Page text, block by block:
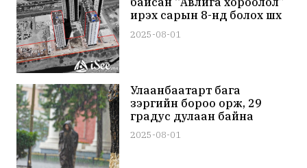
ирэх сарын 8-нд болох шүүх
хурлаас шалтгаалан
ашиглалтад орох хугацаа
2025-08-01
Улаанбаатарт бага
зэргийн бороо орж, 29
градус дулаан байна
2025-08-01